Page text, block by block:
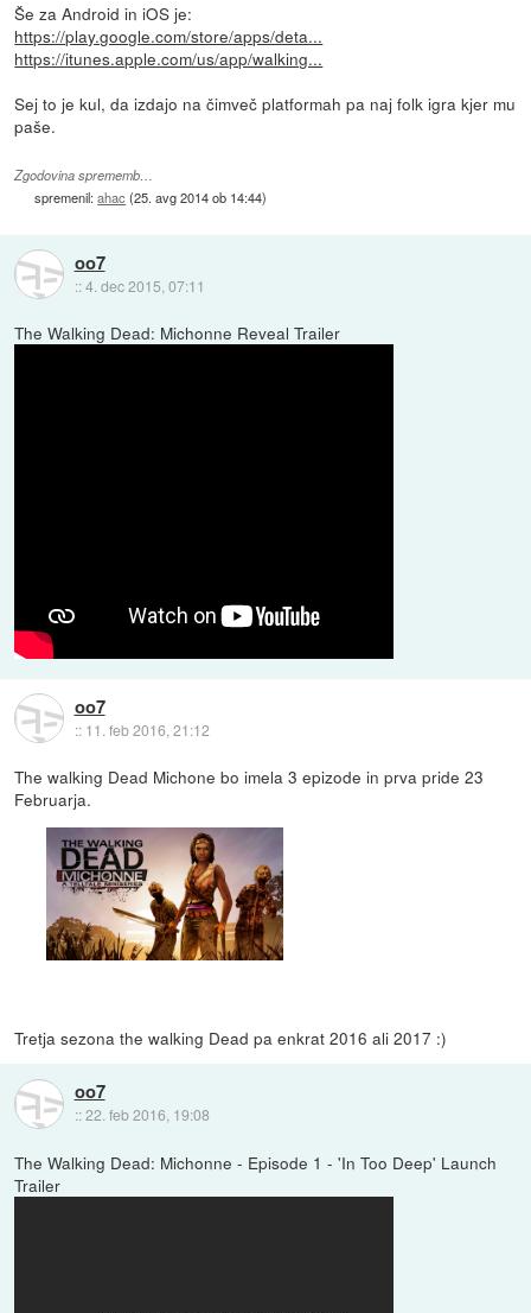
Še za Android in iOS je:
https://play.google.com/store/apps/deta...
https://itunes.apple.com/us/app/walking...
Sej to je kul, da izdajo na čimveč platformah pa naj folk igra kjer mu
paše.
Zgodovina sprememb…
spremenil:ahac (25. avg 2014 ob 14:44)
oo7
::4. dec 2015, 07:11
The Walking Dead: Michonne Reveal Trailer
oo7
:: 11. feb 2016, 21:12
The walking Dead Michone bo imela 3 epizode in prva pride 23
Februarja.
Tretja sezona the walking Dead pa enkrat 2016 ali 2017 :)
oo7
::22. feb 2016, 19:08
The Walking Dead: Michonne - Episode 1 - 'In Too Deep' Launch
Trailer